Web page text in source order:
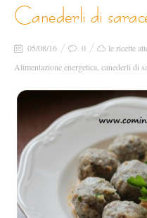
canederli di
05/08/16 0 le ricette
Alimentazione energetica canederli di